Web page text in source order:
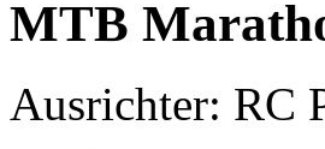
MTB
Ausrichter: RC